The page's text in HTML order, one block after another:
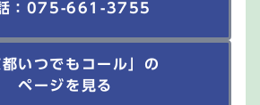
：075-661-3755
都いつでもコール」の
ページを見る